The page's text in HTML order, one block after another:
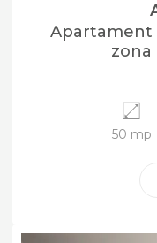
Apartament
zona
50 mp